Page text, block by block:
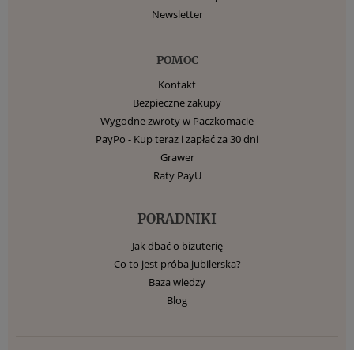
Newsletter
POMOC
Kontakt
Bezpieczne zakupy
Wygodne zwroty w Paczkomacie
PayPo - Kup teraz i zapłać za 30 dni
Grawer
Raty PayU
PORADNIKI
Jak dbać o biżuterię
Co to jest próba jubilerska?
Baza wiedzy
Blog